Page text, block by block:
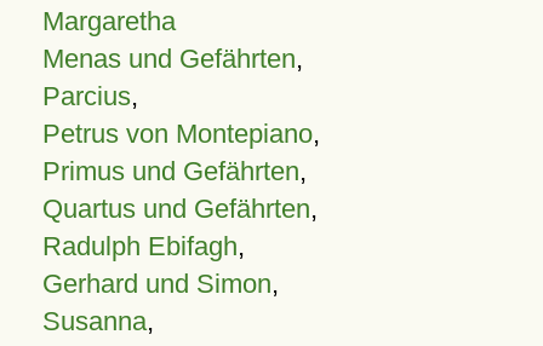
Margaretha
Menas und Gefährten,
Parcius,
Petrus von Montepiano,
Primus und Gefährten,
Quartus und Gefährten,
Radulph Ebifagh,
Gerhard und Simon,
Susanna,